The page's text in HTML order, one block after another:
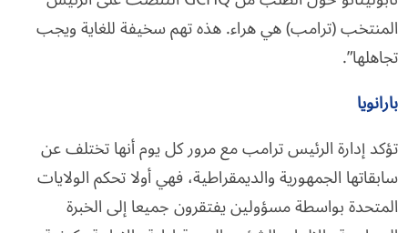
المنتخب (ترامب) هي هراء. هذه تهم سخيفة للغاية ويجب
تجاهلها”.
بارانويا
تؤكد إدارة الرئيس ترامب مع مرور كل يوم أنها تختلف عن
سابقاتها الجمهورية والديمقراطية، فهي أولا تحكم الولايات
المتحدة بواسطة مسؤولين يفتقرون جميعا إلى الخبرة